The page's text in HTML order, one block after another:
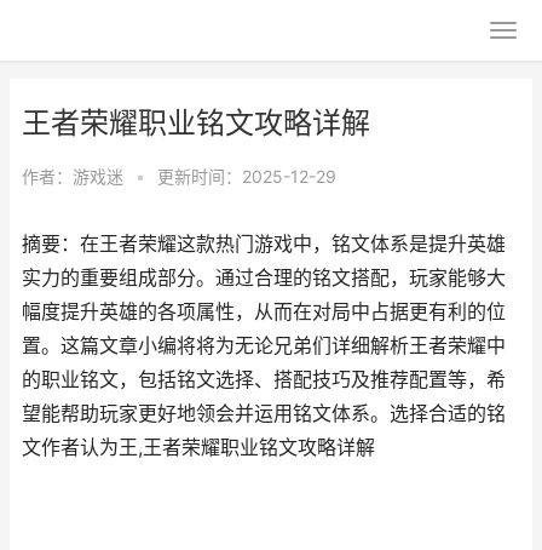
王者荣耀职业铭文攻略详解
作者： 游戏迷 • 更新时间：2025-12-29
摘要：在王者荣耀这款热门游戏中，铭文体系是提升英雄
实力的重要组成部分。通过合理的铭文搭配，玩家能够大
幅度提升英雄的各项属性，从而在对局中占据更有利的位
置。这篇文章小编将将为无论兄弟们详细解析王者荣耀中
的职业铭文，包括铭文选择、搭配技巧及推荐配置等，希
望能帮助玩家更好地领会并运用铭文体系。选择合适的铭
文作者认为王,王者荣耀职业铭文攻略详解